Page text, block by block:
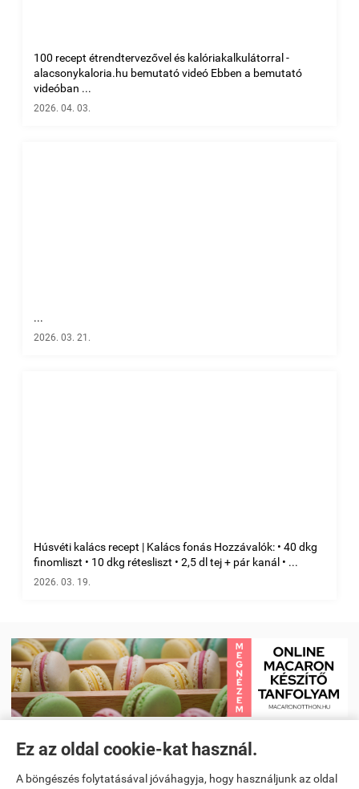
Ez az oldal cookie-kat használ.
A böngészés folytatásával jóváhagyja, hogy használjunk az oldal
100 recept étrendtervezővel és kalóriakalkulátorral -
alacsonykaloria.hu bemutató videó Ebben a bemutató
videóban ...
2026. 04. 03.
...
2026. 03. 21.
Húsvéti kalács recept | Kalács fonás Hozzávalók: • 40 dkg
finomliszt • 10 dkg rétesliszt • 2,5 dl tej + pár kanál • ...
2026. 03. 19.
Receptkönyv e-book és Étrendtervező app|Kezdőlap
Videó receptek megtekintése|Macaron tanfolyam|